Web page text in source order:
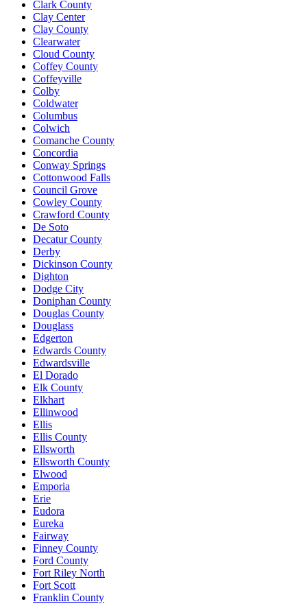
Clark County
Clay Center
Clay County
Clearwater
Cloud County
Coffey County
Coffeyville
Colby
Coldwater
Columbus
Colwich
Comanche County
Concordia
Conway Springs
Cottonwood Falls
Council Grove
Cowley County
Crawford County
De Soto
Decatur County
Derby
Dickinson County
Dighton
Dodge City
Doniphan County
Douglas County
Douglass
Edgerton
Edwards County
Edwardsville
El Dorado
Elk County
Elkhart
Ellinwood
Ellis
Ellis County
Ellsworth
Ellsworth County
Elwood
Emporia
Erie
Eudora
Eureka
Fairway
Finney County
Ford County
Fort Riley North
Fort Scott
Franklin County